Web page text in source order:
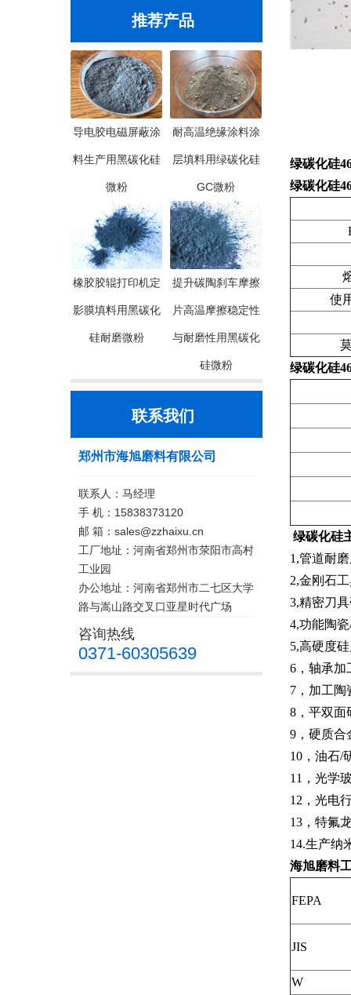
推荐产品
导电胶电磁屏蔽涂
料生产用黑碳化硅
微粉
耐高温绝缘涂料涂
层填料用绿碳化硅
GC微粉
橡胶胶辊打印机定
影膜填料用黑碳化
硅耐磨微粉
提升碳陶刹车摩擦
片高温摩擦稳定性
与耐磨性用黑碳化
硅微粉
联系我们
郑州市海旭磨料有限公司
联系人：马经理
手 机：15838373120
邮 箱：sales@zzhaixu.cn
工厂地址：河南省郑州市荥阳市高村
工业园
办公地址：河南省郑州市二七区大学
路与嵩山路交叉口亚星时代广场
咨询热线
0371-60305639
绿碳化硅
绿碳化硅
使
绿碳化硅
绿碳化硅
1,管道耐
2,金刚石
3,精密刀
4,功能陶
5,高硬度
6，轴承加
7，加工陶
8，平双面
9，硬质合
10，油石/
11，光学
12，光电
13，特氟
14.生产纳
海旭磨料
FEPA
JIS
W